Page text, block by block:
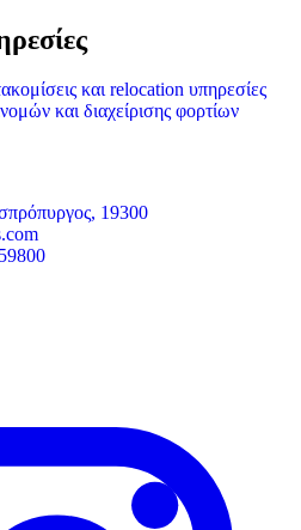
και relocation υπηρεσίες
και διαχείρισης φορτίων
19300